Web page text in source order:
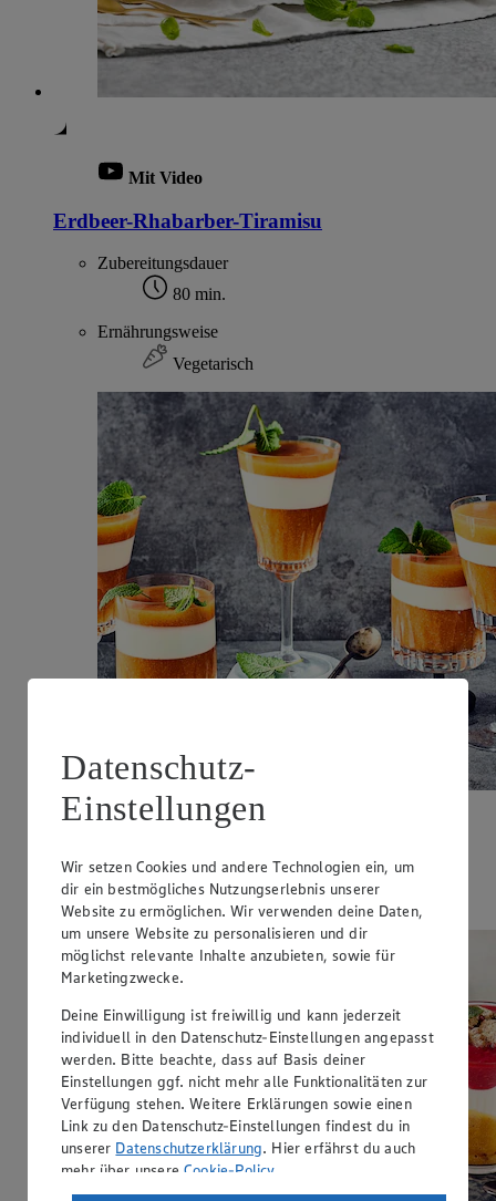
Mit Video
Erdbeer-Rhabarber-Tiramisu
Zubereitungsdauer
80 min.
Ernährungsweise
Vegetarisch
Sharon-Joghurt-Creme
Zubereitungsdauer
1 h 40 min.
Datenschutz-
Einstellungen
Wir setzen Cookies und andere Technologien ein, um
dir ein bestmögliches Nutzungserlebnis unserer
Website zu ermöglichen. Wir verwenden deine Daten,
um unsere Website zu personalisieren und dir
möglichst relevante Inhalte anzubieten, sowie für
Marketingzwecke.
Deine Einwilligung ist freiwillig und kann jederzeit
individuell in den Datenschutz-Einstellungen angepasst
werden. Bitte beachte, dass auf Basis deiner
Einstellungen ggf. nicht mehr alle Funktionalitäten zur
Verfügung stehen. Weitere Erklärungen sowie einen
Link zu den Datenschutz-Einstellungen findest du in
unserer Datenschutzerklärung. Hier erfährst du auch
mehr über unsereCookie-Policy.